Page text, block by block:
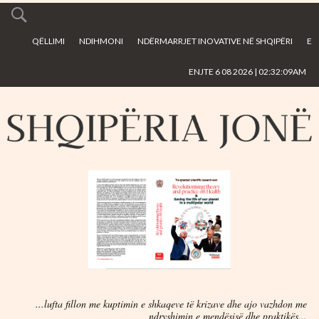
main
QËLLIMI NDIHMONI NDËRMARRJET INOVATIVE NË SHQIPËRI E
ENJTE 6 08 2026 | 02:32:09AM
...lufta fillon me kuptimin e shkaqeve të krizave dhe ajo vazhdon me
ndryshimin e mendësisë dhe praktikës...